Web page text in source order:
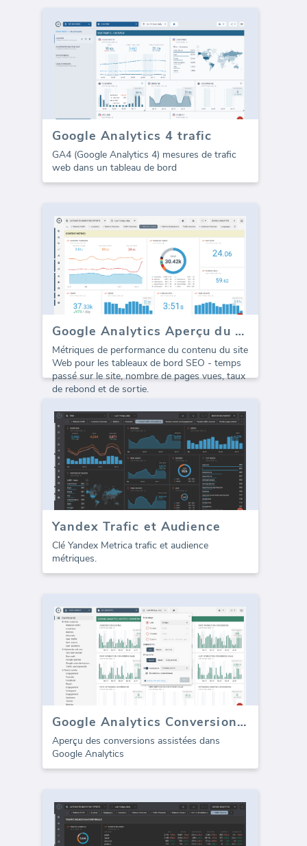
Google Analytics 4 trafic
GA4 (Google Analytics 4) mesures de trafic
web dans un tableau de bord
Google Analytics Aperçu du contenu
Métriques de performance du contenu du site
Web pour les tableaux de bord SEO - temps
passé sur le site, nombre de pages vues, taux
de rebond et de sortie.
Yandex Trafic et Audience
Clé Yandex Metrica trafic et audience
métriques.
Google Analytics Conversions Assistées
Aperçu des conversions assistées dans
Google Analytics